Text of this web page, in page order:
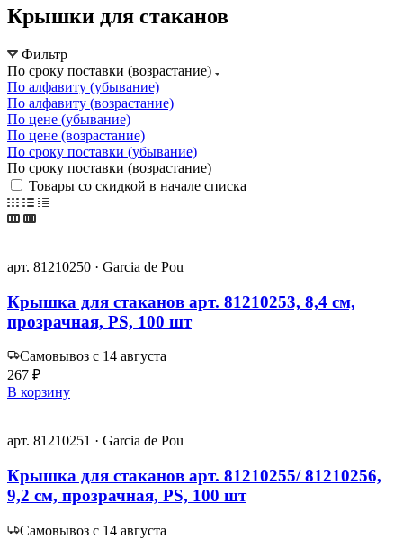
Крышки для стаканов
Фильтр
По сроку поставки (возрастание)
По алфавиту (убывание)
По алфавиту (возрастание)
По цене (убывание)
По цене (возрастание)
По сроку поставки (убывание)
По сроку поставки (возрастание)
Товары со скидкой в начале списка
арт. 81210250 · Garcia de Pou
Крышка для стаканов арт. 81210253, 8,4 см,
прозрачная, PS, 100 шт
Самовывоз с 14 августа
267 ₽
В корзину
арт. 81210251 · Garcia de Pou
Крышка для стаканов арт. 81210255/ 81210256,
9,2 см, прозрачная, PS, 100 шт
Самовывоз с 14 августа